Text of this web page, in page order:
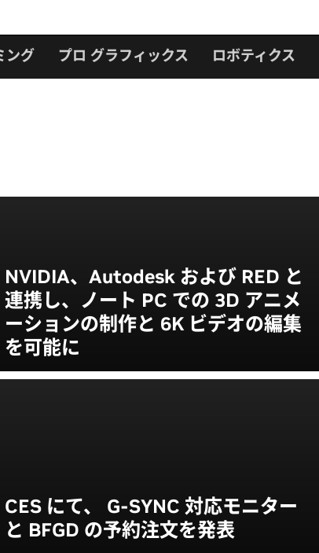
ング プロ グラフィックス ロボティクス
NVIDIA、Autodesk および RED と
連携し、ノート PC での 3D アニメ
ーションの制作と 6K ビデオの編集
を可能に
CES にて、 G-SYNC 対応モニター
と BFGD の予約注文を発表